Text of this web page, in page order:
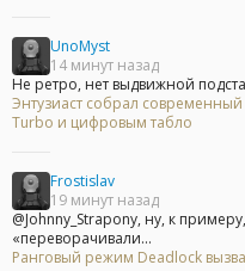
UnoMyst
14 минут назад
Не ретро, нет выдвижной
Энтузиаст собрал
Turbo и цифровым табло
Frostislav
19 минут назад
@Johnny_Strapony, ну, к
«переворачивали...
Ранговый режим Deadlock